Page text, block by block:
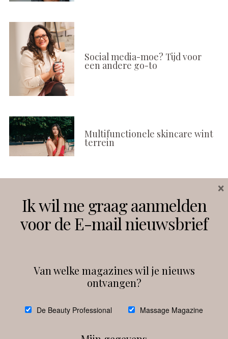
Social media-moe? Tijd voor
een andere go-to
Multifunctionele skincare wint
terrein
Instagram Facebook
debeautyprofessional
Ik wil me graag aanmelden
voor de E-mail nieuwsbrief
Van welke magazines wil je nieuws
ontvangen?
De Beauty Professional Massage Magazine
×